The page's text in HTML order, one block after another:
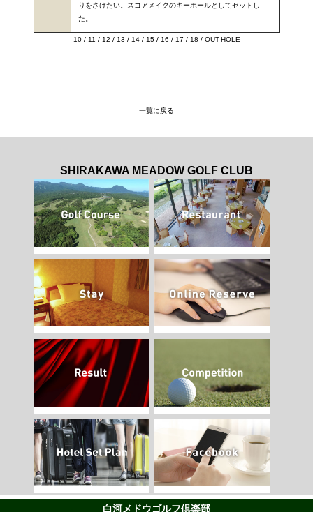
りをさけたい。スコアメイクのキーホールとしてセットし
た。
10/ 11 / 12 / 13 / 14/ 15/ 16 / 17 / 18 / OUT-HOLE
一覧に戻る
SHIRAKAWA MEADOW GOLF CLUB
白河メドウゴルフ倶楽部